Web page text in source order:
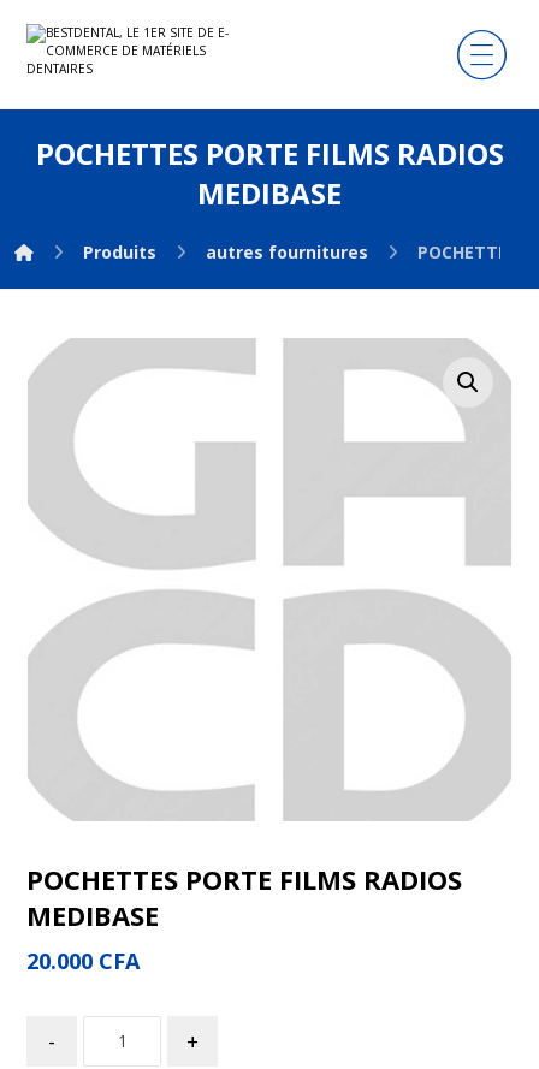
POCHETTES PORTE FILMS RADIOS
MEDIBASE
Produits autres fournitures POCHETTES
Agrandir l'image
POCHETTES PORTE FILMS RADIOS
MEDIBASE
20.000 CFA
- +